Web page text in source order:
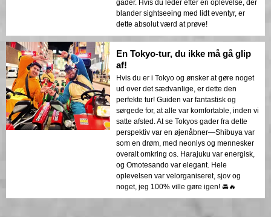
gader. Hvis du leder efter en oplevelse, der
blander sightseeing med lidt eventyr, er
dette absolut værd at prøve!
En Tokyo-tur, du ikke må gå glip
af!
Hvis du er i Tokyo og ønsker at gøre noget
ud over det sædvanlige, er dette den
perfekte tur! Guiden var fantastisk og
sørgede for, at alle var komfortable, inden vi
satte afsted. At se Tokyos gader fra dette
perspektiv var en øjenåbner—Shibuya var
som en drøm, med neonlys og mennesker
overalt omkring os. Harajuku var energisk,
og Omotesando var elegant. Hele
oplevelsen var velorganiseret, sjov og
noget, jeg 100% ville gøre igen! 🚘🔥